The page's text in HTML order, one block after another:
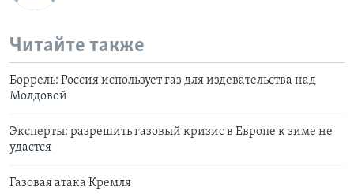
Читайте также
Боррель: Россия использует газ для издевательства над
Молдовой
Эксперты: разрешить газовый кризис в Европе к зиме не
удастся
Газовая атака Кремля